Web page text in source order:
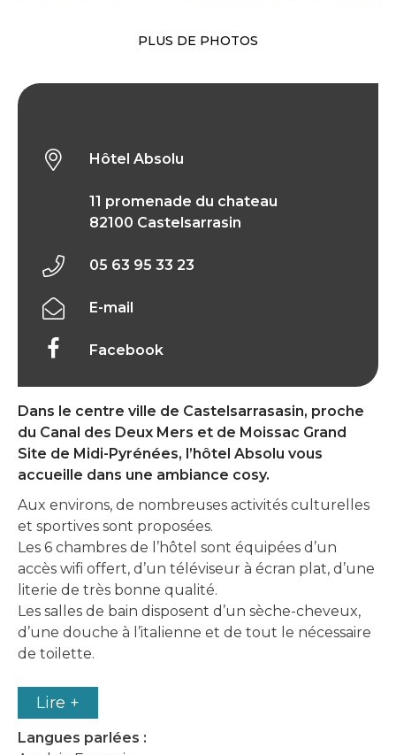
PLUS DE PHOTOS
Dans le centre ville de Castelsarrasasin, proche
du Canal des Deux Mers et de Moissac Grand
Site de Midi-Pyrénées, l’hôtel Absolu vous
accueille dans une ambiance cosy.
Aux environs, de nombreuses activités culturelles
et sportives sont proposées.
Les 6 chambres de l’hôtel sont équipées d’un
accès wifi offert, d’un téléviseur à écran plat, d’une
literie de très bonne qualité.
Les salles de bain disposent d’un sèche-cheveux,
d’une douche à l’italienne et de tout le nécessaire
de toilette.
Lire +
Langues parlées :
Hôtel Absolu
11 promenade du chateau
82100 Castelsarrasin
05 63 95 33 23
E-mail
Facebook